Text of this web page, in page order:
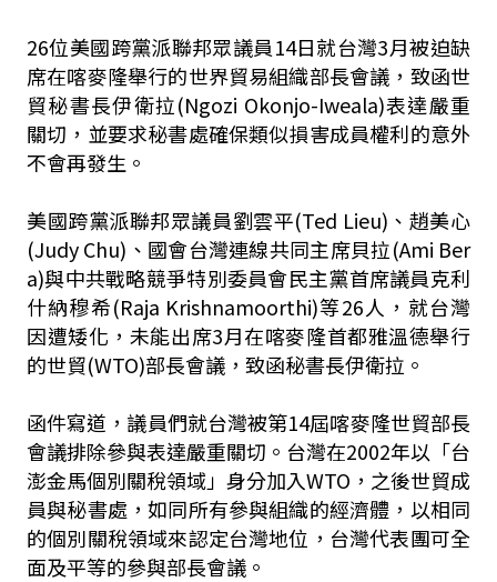
26位美國跨黨派聯邦眾議員14日就台灣3月被迫缺
席在喀麥隆舉行的世界貿易組織部長會議，致函世
貿秘書長伊衛拉(Ngozi Okonjo-Iweala)表達嚴重
關切，並要求秘書處確保類似損害成員權利的意外
不會再發生。
美國跨黨派聯邦眾議員劉雲平(Ted Lieu)、趙美心
(Judy Chu)、國會台灣連線共同主席貝拉(Ami Ber
a)與中共戰略競爭特別委員會民主黨首席議員克利
什納穆希(Raja Krishnamoorthi)等26人，就台灣
因遭矮化，未能出席3月在喀麥隆首都雅溫德舉行
的世貿(WTO)部長會議，致函秘書長伊衛拉。
函件寫道，議員們就台灣被第14屆喀麥隆世貿部長
會議排除參與表達嚴重關切。台灣在2002年以「台
澎金馬個別關稅領域」身分加入WTO，之後世貿成
員與秘書處，如同所有參與組織的經濟體，以相同
的個別關稅領域來認定台灣地位，台灣代表團可全
面及平等的參與部長會議。